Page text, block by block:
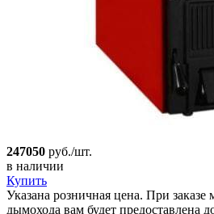
247050 руб./шт.
в наличии
Купить
Указана розничная цена. При заказе
дымохода вам будет предоставлена